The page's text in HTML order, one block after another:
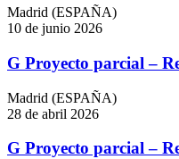
Madrid (ESPAÑA)
10 de junio 2026
G Proyecto parcial –
Madrid (ESPAÑA)
28 de abril 2026
G Proyecto parcial –